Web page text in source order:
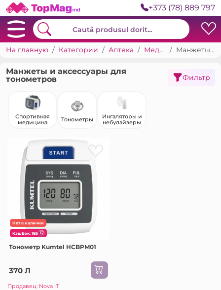
+373 (78) 889 797
На главную Категории Аптека Медицинские приборы Манжеты и аксессуары для тонометров
Манжеты и аксессуары для
тонометров
Фильтр
Спортивная
медицина
Тонометры
Ингаляторы и
небулайзеры
Нет в наличии
КэшБэк: 185
Тонометр Kumtel HCBPM01
370 Л
Продавец: Nova IT